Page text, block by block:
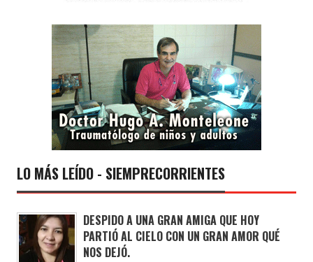
LO MÁS LEÍDO - SIEMPRECORRIENTES
DESPIDO A UNA GRAN AMIGA QUE HOY
PARTIÓ AL CIELO CON UN GRAN AMOR QUÉ
NOS DEJÓ.